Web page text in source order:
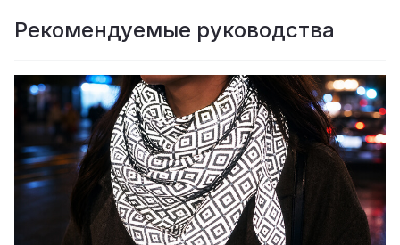
Рекомендуемые руководства